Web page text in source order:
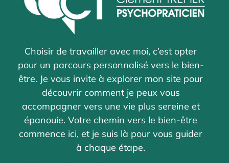
Choisir de travailler avec moi, c’est opter
pour un parcours personnalisé vers le bien-
être. Je vous invite à explorer mon site pour
découvrir comment je peux vous
accompagner vers une vie plus sereine et
épanouie. Votre chemin vers le bien-être
commence ici, et je suis là pour vous guider
à chaque étape.